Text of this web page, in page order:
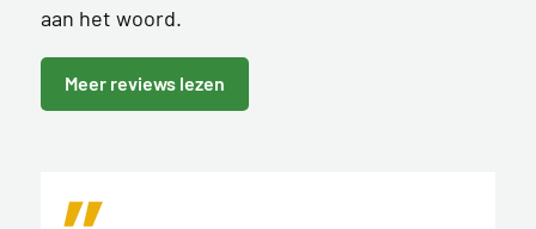
aan het woord.
Meer reviews lezen